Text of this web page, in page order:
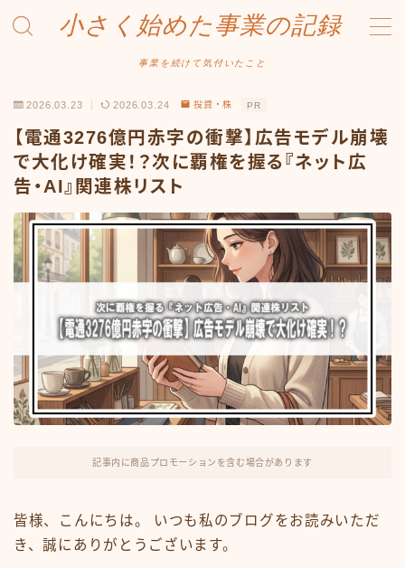
小さく始めた事業の記録
事業を続けて気付いたこと
Amazonせどり
トラブル事例
出品ノウハウ
フリマ物販
Yahoo出品
メルカリ販売
投資・株
FX・仮想通貨
リスキング・ラーニング
2026.03.23 2026.03.24 投資・株 PR
【電通3276億円赤字の衝撃】広告モデル崩壊
で大化け確実！？次に覇権を握る『ネット広
告・AI』関連株リスト
記事内に商品プロモーションを含む場合があります
皆様、こんにちは。 いつも私のブログをお読みいただ
き、誠にありがとうございます。